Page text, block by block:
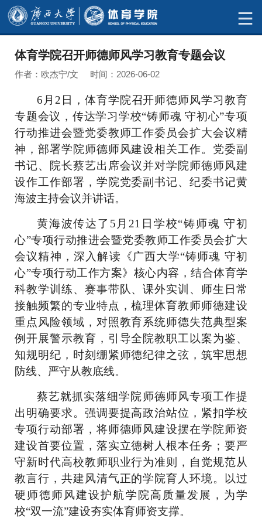
体育学院召开师德师风学习教育专题会议
作者：欧杰宁/文 时间：2026-06-02
6月2日，体育学院召开师德师风学习教育
专题会议，传达学习学校“铸师魂 守初心”专项
行动推进会暨党委教师工作委员会扩大会议精
神，部署学院师德师风建设相关工作。党委副
书记、院长蔡艺出席会议并对学院师德师风建
设作工作部署，学院党委副书记、纪委书记黄
海波主持会议并讲话。
黄海波传达了5月21日学校“铸师魂 守初
心”专项行动推进会暨党委教师工作委员会扩大
会议精神，深入解读《广西大学“铸师魂 守初
心”专项行动工作方案》核心内容，结合体育学
科教学训练、赛事带队、课外实训、师生日常
接触频繁的专业特点，梳理体育教师师德建设
重点风险领域，对照教育系统师德失范典型案
例开展警示教育，引导全院教职工以案为鉴、
知规明纪，时刻绷紧师德纪律之弦，筑牢思想
防线、严守从教底线。
蔡艺就抓实落细学院师德师风专项工作提
出明确要求。强调要提高政治站位，紧扣学校
专项行动部署，将师德师风建设摆在学院师资
建设首要位置，落实立德树人根本任务；要严
守新时代高校教师职业行为准则，自觉规范从
教言行，共建风清气正的学院育人环境。以过
硬师德师风建设护航学院高质量发展，为学
校“双一流”建设夯实体育师资支撑。